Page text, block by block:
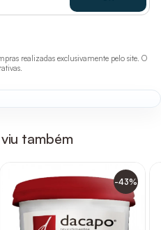
realizadas exclusivamente pelo site. O
também
-43%